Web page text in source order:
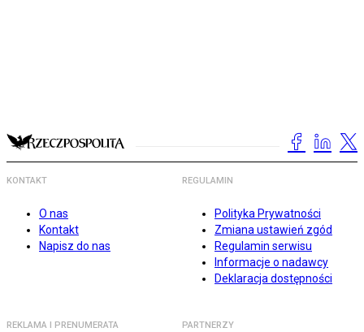
KONTAKT
O nas
Kontakt
Napisz do nas
REGULAMIN
Polityka Prywatności
Zmiana ustawień zgód
Regulamin serwisu
Informacje o nadawcy
Deklaracja dostępności
REKLAMA I PRENUMERATA PARTNERZY